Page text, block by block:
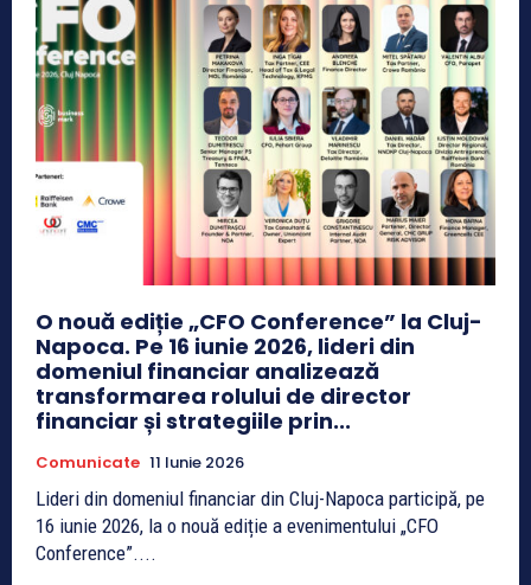
O nouă ediție „CFO Conference” la Cluj-
Napoca. Pe 16 iunie 2026, lideri din
domeniul financiar analizează
transformarea rolului de director
financiar și strategiile prin...
Comunicate 11 Iunie 2026
Lideri din domeniul financiar din Cluj-Napoca participă, pe
16 iunie 2026, la o nouă ediție a evenimentului „CFO
Conference”....